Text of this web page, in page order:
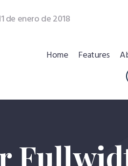
de enero de 2018
Home Features